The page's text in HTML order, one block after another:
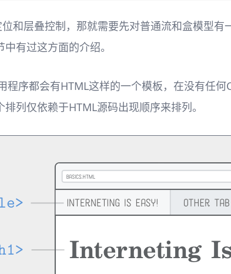
和层叠控制，那就需要先对普通流和盒模型
有过这方面的介绍。
程序都会有HTML这样的一个模板，在没有任
列仅依赖于HTML源码出现顺序来排列。